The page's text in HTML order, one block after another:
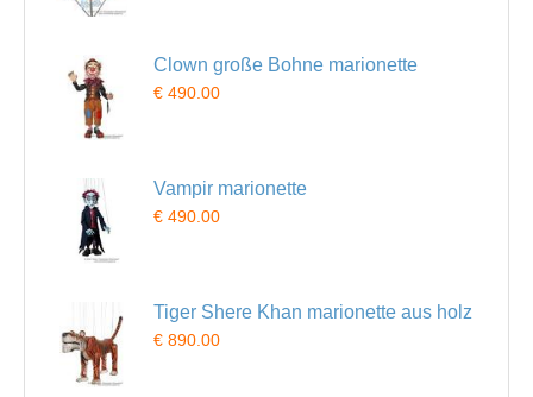
Clown große Bohne marionette
€ 490.00
Vampir marionette
€ 490.00
Tiger Shere Khan marionette aus holz
€ 890.00